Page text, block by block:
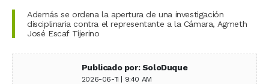
Además se ordena la apertura de una investigación
disciplinaria contra el representante a la Cámara, Agmeth
José Escaf Tijerino
Publicado por: SoloDuque
2026-06-11 | 9:40 AM